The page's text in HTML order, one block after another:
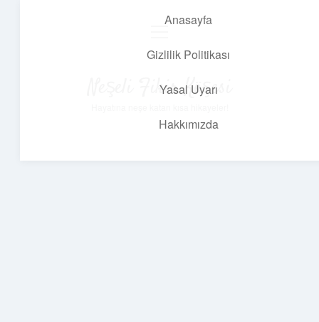
Anasayfa
Gizlilik Politikası
Yasal Uyarı
Hakkımızda
Neşeli Fikir Köşesi